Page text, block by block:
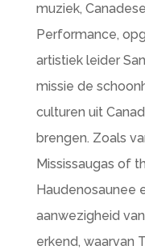
muziek,
Performance,
artistiek leider
missie de
culturen uit
brengen. Zoals
Mississaugas of
Haudenosaunee
aanwezigheid
erkend, waarvan